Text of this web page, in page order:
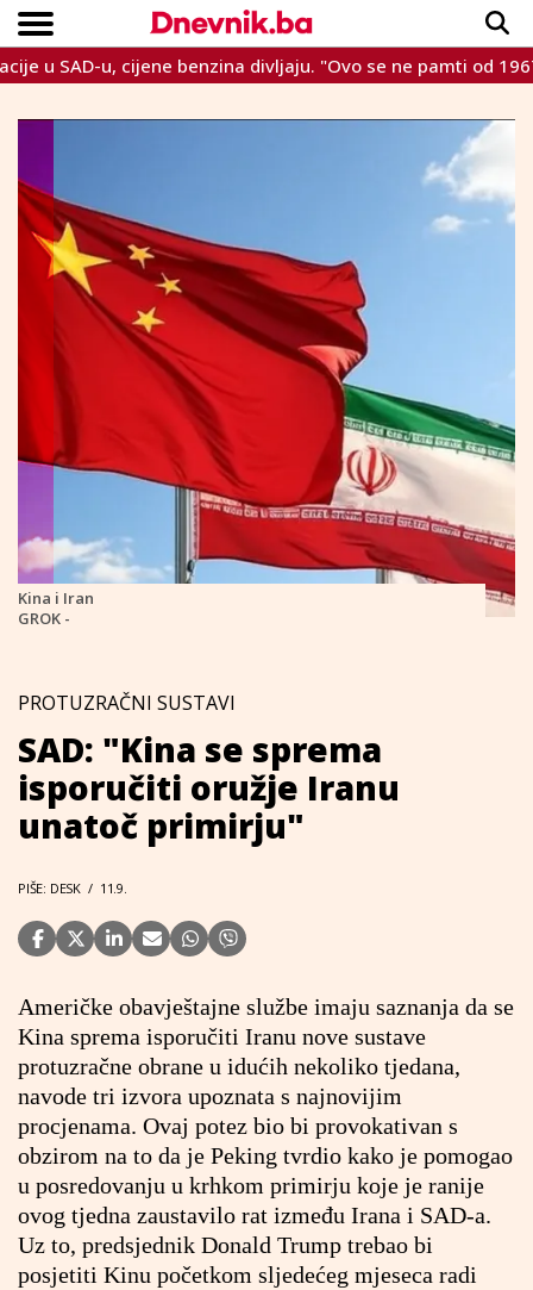
VIJESTI
SPORT
INTERVIEW
TEME
CRNA KRONIKA
LIFESTYLE
Copyright © Dnevnik.ba 2023.
u, cijene benzina divljaju. "Ovo se ne pamti od 1967."
Kina i Iran
GROK -
PROTUZRAČNI SUSTAVI
SAD: "Kina se sprema
isporučiti oružje Iranu
unatoč primirju"
PIŠE: DESK / 11.9.
Američke obavještajne službe imaju saznanja da se
Kina sprema isporučiti Iranu nove sustave
protuzračne obrane u idućih nekoliko tjedana,
navode tri izvora upoznata s najnovijim
procjenama. Ovaj potez bio bi provokativan s
obzirom na to da je Peking tvrdio kako je pomogao
u posredovanju u krhkom primirju koje je ranije
ovog tjedna zaustavilo rat između Irana i SAD-a.
Uz to, predsjednik Donald Trump trebao bi
posjetiti Kinu početkom sljedećeg mjeseca radi